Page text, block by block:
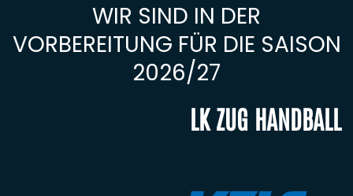
WIR SIND IN DER
VORBEREITUNG FÜR DIE SAISON
2026/27
LK ZUG HANDBALL